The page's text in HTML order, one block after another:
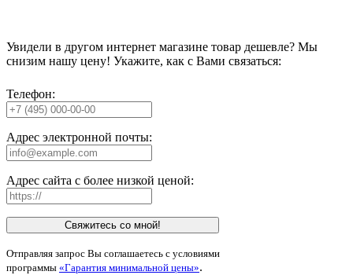
Увидели в другом интернет магазине товар дешевле? Мы
снизим нашу цену! Укажите, как с Вами связаться:
Телефон:
Адрес электронной почты:
Адрес сайта с более низкой ценой:
Свяжитесь со мной!
Отправляя запрос Вы соглашаетесь с условиями
программы «Гарантия минимальной цены».